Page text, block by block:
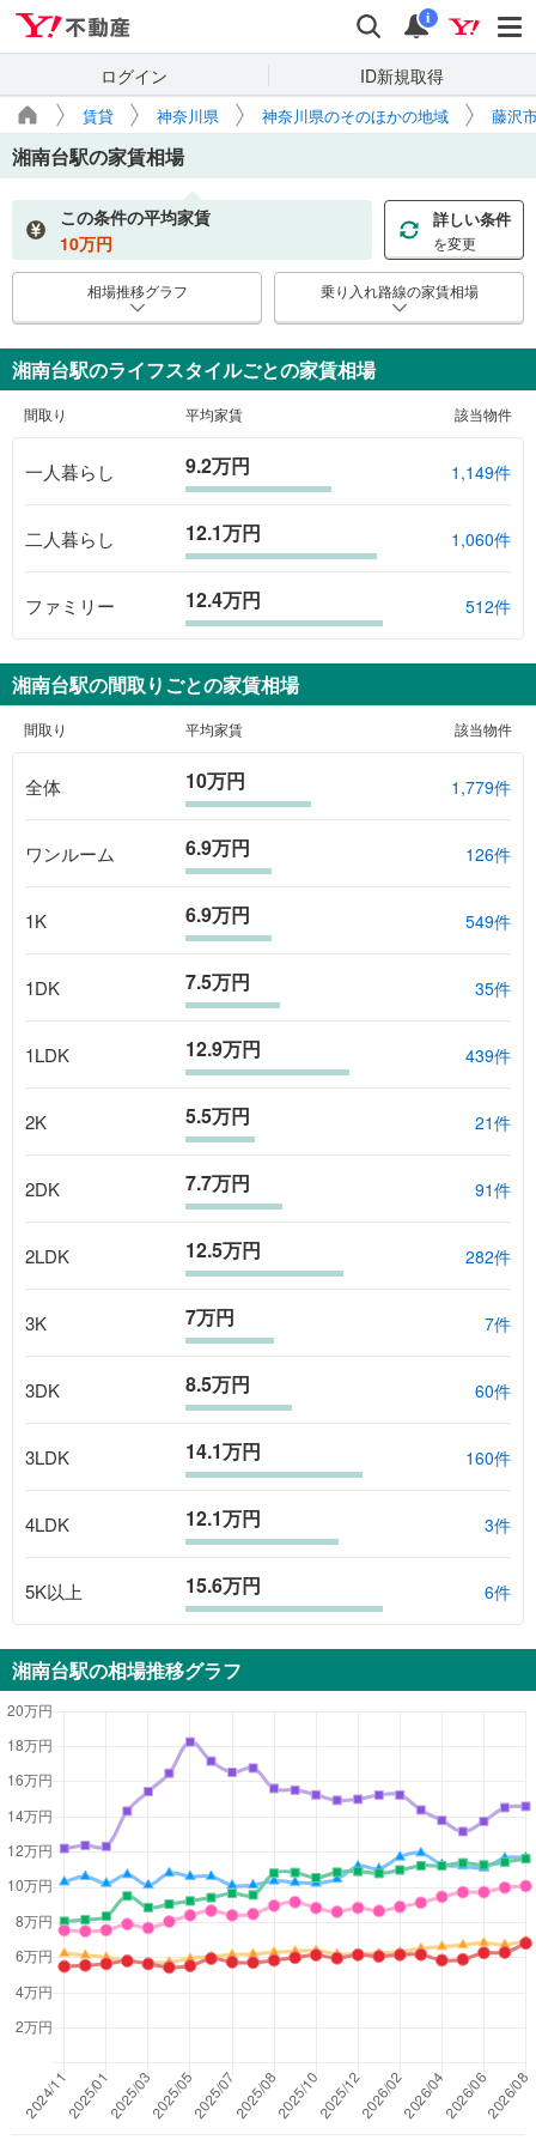
検索 通知
i
ログイン ID新規取得
賃貸 神奈川県 神奈川県のそのほかの地域 藤沢
湘南台駅の家賃相場
この条件の平均家賃
10万円
詳しい条件
を変更
相場推移グラフ 乗り入れ路線の家賃相場
湘南台駅のライフスタイルごとの家賃相場
間取り 平均家賃 該当物件
一人暮らし 9.2万円 1,149件
二人暮らし 12.1万円 1,060件
ファミリー 12.4万円 512件
湘南台駅の間取りごとの家賃相場
間取り 平均家賃 該当物件
全体 10万円 1,779件
ワンルーム 6.9万円 126件
1K 6.9万円 549件
1DK 7.5万円 35件
1LDK 12.9万円 439件
2K 5.5万円 21件
2DK 7.7万円 91件
2LDK 12.5万円 282件
3K 7万円 7件
3DK 8.5万円 60件
3LDK 14.1万円 160件
4LDK 12.1万円 3件
5K以上 15.6万円 6件
湘南台駅の相場推移グラフ